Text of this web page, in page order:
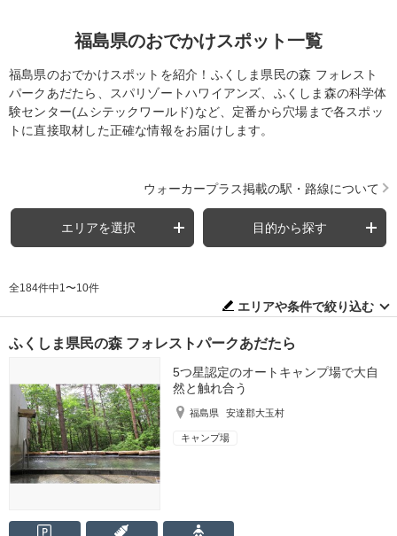
福島県のおでかけスポット一覧
福島県のおでかけスポットを紹介！ふくしま県民の森 フォレスト
パークあだたら、スパリゾートハワイアンズ、ふくしま森の科学体
験センター(ムシテックワールド)など、定番から穴場まで各スポッ
トに直接取材した正確な情報をお届けします。
ウォーカープラス掲載の駅・路線について
エリアを選択 目的から探す
全184件中1〜10件
エリアや条件で絞り込む
ふくしま県民の森 フォレストパークあだたら
5つ星認定のオートキャンプ場で大自
然と触れ合う
福島県 安達郡大玉村
キャンプ場